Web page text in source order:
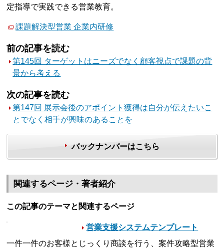
定指導で実践できる営業教育。
課題解決型営業 企業内研修
前の記事を読む
第145回 ターゲットはニーズでなく顧客視点で課題の背
景から考える
次の記事を読む
第147回 展示会後のアポイント獲得は自分が伝えたいこ
とでなく相手が興味のあることを
バックナンバーはこちら
関連するページ・著者紹介
この記事のテーマと関連するページ
営業支援システムテンプレート
一件一件のお客様とじっくり商談を行う、案件攻略型営業